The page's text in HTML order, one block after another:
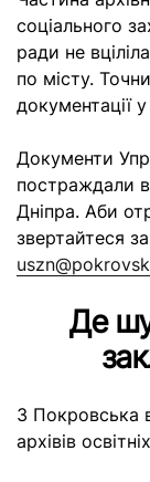
соціального
ради не
по місту.
документації
Документи
постраждали
Дніпра. Аби
звертайтеся
Де
З Покровська
архівів